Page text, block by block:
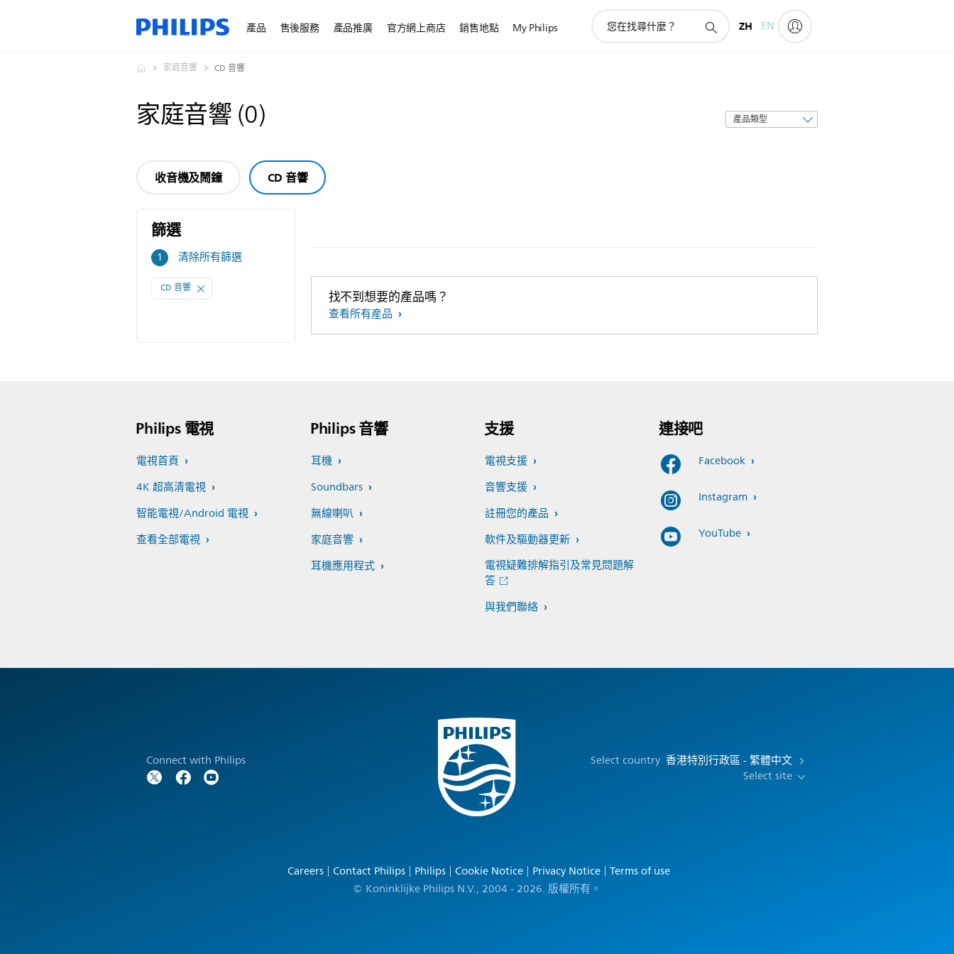
產品 售後服務 產品推廣 官方網上商店 銷售地點 My Philips ZH EN
家庭音響 CD 音響
家庭音響(0)
排
序
收音機及鬧鐘 CD 音響
篩選
1
篩
清除所有篩選
CD 音響 找不到想要的產品嗎？
查看所有産品
Philips 電視
電視首頁
4K 超高清電視
智能電視/Android 電視
查看全部電視
Philips 音響
耳機
Soundbars
無線喇叭
家庭音響
耳機應用程式
支援
電視支援
音響支援
註冊您的產品
軟件及驅動器更新
電視疑難排解指引及常見問題解
答
與我們聯絡
連接吧
Facebook
Instagram
YouTube
Connect with Philips Select country 香港特別行政區 - 繁體中文
Select site
Careers Contact Philips Philips Cookie Notice Privacy Notice Terms of use
© Koninklijke Philips N.V., 2004 - 2026. 版權所有。